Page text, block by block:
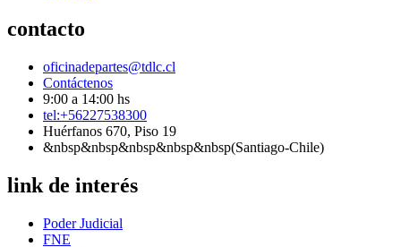
contacto
oficinadepartes@tdlc.cl
Contáctenos
9:00 a 14:00 hs
tel:+56227538300
Huérfanos 670, Piso 19
&nbsp&nbsp&nbsp&nbsp&nbsp(Santiago-Chile)
link de interés
Poder Judicial
FNE